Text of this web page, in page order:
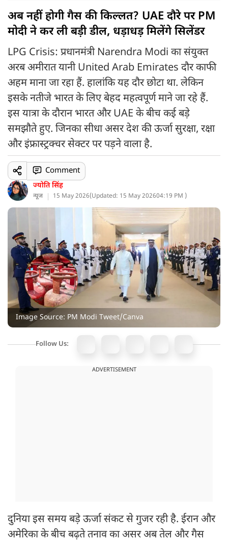
अब नहीं होगी गैस की किल्लत? UAE दौरे पर PM
मोदी ने कर ली बड़ी डील, धड़ाधड़ मिलेंगे सिलेंडर
LPG Crisis: प्रधानमंत्री Narendra Modi का संयुक्त
अरब अमीरात यानी United Arab Emirates दौर काफी
अहम माना जा रहा हैं. हालांकि यह दौर छोटा था. लेकिन
इसके नतीजे भारत के लिए बेहद महत्वपूर्ण माने जा रहे हैं.
इस यात्रा के दौरान भारत और UAE के बीच कई बड़े
समझौते हुए. जिनका सीधा असर देश की ऊर्जा सुरक्षा, रक्षा
और इंफ्रास्ट्रक्चर सेक्टर पर पड़ने वाला है.
ज्योति सिंह
न्यूज 15 May 2026(Updated: 15 May 202604:19 PM )
Comment
Image Source: PM Modi Tweet/Canva
Follow Us:
ADVERTISEMENT
दुनिया इस समय बड़े ऊर्जा संकट से गुजर रही है. ईरान और
अमेरिका के बीच बढ़ते तनाव का असर अब तेल और गैस